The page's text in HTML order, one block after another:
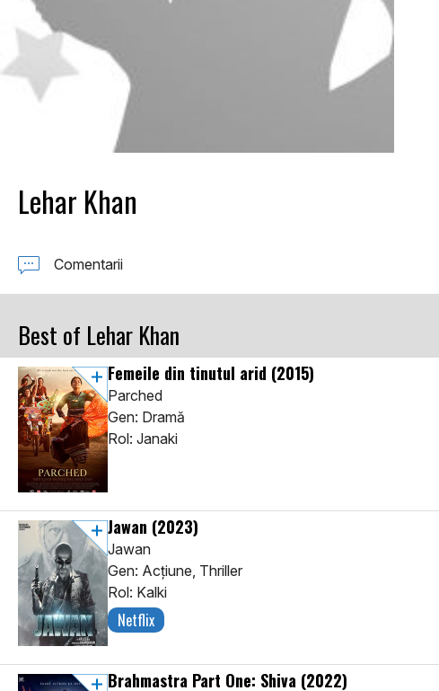
Lehar Khan
Comentarii
Best of Lehar Khan
Femeile din tinutul arid (2015)
Parched
Gen: Dramă
Rol: Janaki
Jawan (2023)
Jawan
Gen: Acţiune, Thriller
Rol: Kalki
Netflix
Brahmastra Part One: Shiva (2022)